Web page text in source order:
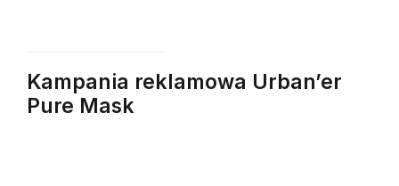
Kampania reklamowa Urban’er
Pure Mask